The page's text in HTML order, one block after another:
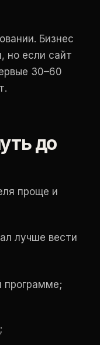
Бизнес
но если сайт
30–60
до
проще и
лучше вести
программе;